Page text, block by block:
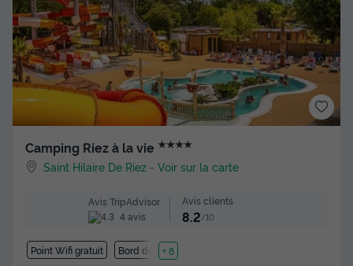
Camping Riez à la vie ★★★★
Saint Hilaire De Riez -Voir sur la carte
Avis TripAdvisor
4 avis
Avis clients
8.2/10
Point Wifi gratuit Bord de mer
+ 8